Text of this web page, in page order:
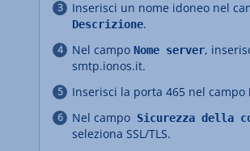
Inserisci un nome idoneo nel
Descrizione.
Nel campo Nome server,
smtp.ionos.it.
Inserisci la porta 465 nel campo
Nel campo Sicurezza della
seleziona SSL/TLS.